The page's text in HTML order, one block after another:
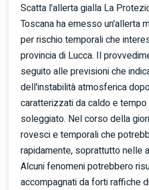
Scatta l’allerta gialla La
Toscana ha emesso un'allerta
per rischio temporali che
provincia di Lucca. Il
seguito alle previsioni che
dell'instabilità atmosferica
caratterizzati da caldo e
soleggiato. Nel corso della
rovesci e temporali che
rapidamente, soprattutto nelle
Alcuni fenomeni potrebbero
accompagnati da forti raffiche